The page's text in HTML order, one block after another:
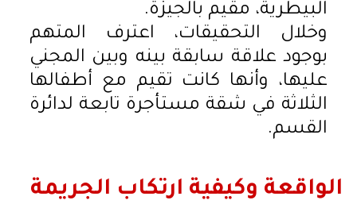
البيطرية، مقيم بالجيزة.
وخلال التحقيقات، اعترف المتهم
بوجود علاقة سابقة بينه وبين المجني
عليها، وأنها كانت تقيم مع أطفالها
الثلاثة في شقة مستأجرة تابعة لدائرة
القسم.
الواقعة وكيفية ارتكاب الجريمة